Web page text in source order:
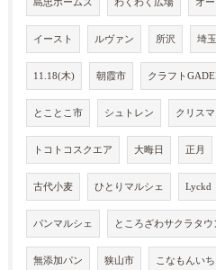
島忠ホームズ わくわく広場 オ
イースト ルヴァン 所沢 埼
11.18(木) 朝霞市 クラフト
とことこ市 シュトレン クリスマ
トコトコスクエア 大晦日 正月
古代小麦 ひとりマルシェ Lyckd
パンマルシェ ところざわサクラタウ
無添加パン 狭山市 こなもんいち